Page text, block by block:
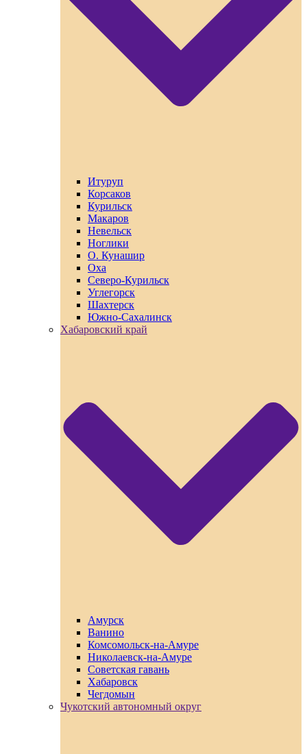
Итуруп
Корсаков
Курильск
Макаров
Невельск
Ноглики
О. Кунашир
Оха
Северо-Курильск
Углегорск
Шахтерск
Южно-Сахалинск
Хабаровский край
Амурск
Ванино
Комсомольск-на-Амуре
Николаевск-на-Амуре
Советская гавань
Хабаровск
Чегдомын
Чукотский автономный округ